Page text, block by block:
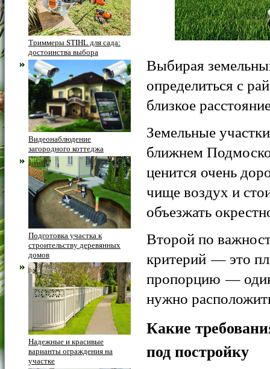
Триммеры STIHL для сада:
достоинства выбора
Видеонаблюдение
загородного коттеджа
Подготовка участка к
строительству деревянных
домов
Надежные и красивые
варианты ограждения на
участке
Выбирая
определиться с
близкое
Земельные
ближнем
ценится очень
чище воздух и
объезжать
Второй по
критерий — это
пропорцию —
нужно
Какие
под постройку